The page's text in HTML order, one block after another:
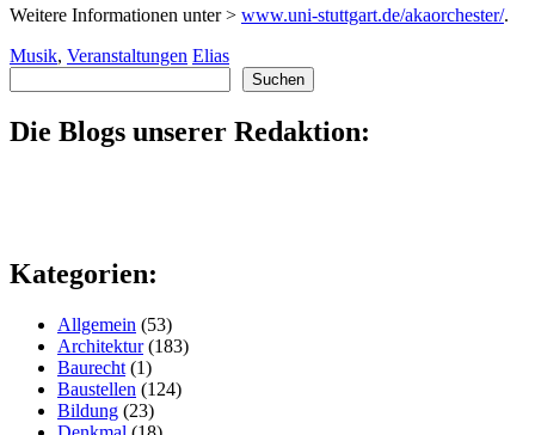
Weitere Informationen unter > www.uni-stuttgart.de/akaorchester/.
Musik, Veranstaltungen Elias
Suchen
Die Blogs unserer Redaktion:
Kategorien:
Allgemein (53)
Architektur(183)
Baurecht (1)
Baustellen (124)
Bildung (23)